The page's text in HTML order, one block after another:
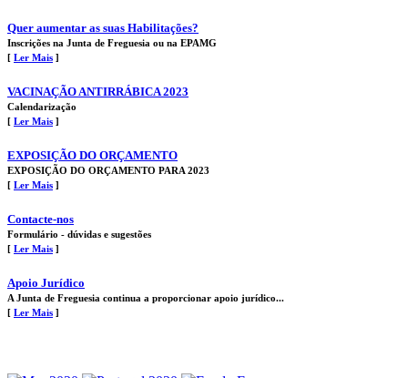
Quer aumentar as suas Habilitações?
Inscrições na Junta de Freguesia ou na EPAMG
[ Ler Mais ]
VACINAÇÃO ANTIRRÁBICA 2023
Calendarização
[ Ler Mais ]
EXPOSIÇÃO DO ORÇAMENTO
EXPOSIÇÃO DO ORÇAMENTO PARA 2023
[ Ler Mais ]
Contacte-nos
Formulário - dúvidas e sugestões
[ Ler Mais ]
Apoio Jurídico
A Junta de Freguesia continua a proporcionar apoio jurídico...
[ Ler Mais ]